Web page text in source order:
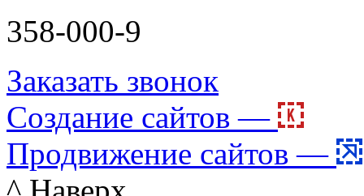
358-000-9
Заказать звонок
Создание сайтов —
Продвижение сайтов —